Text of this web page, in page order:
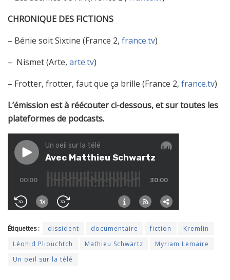
CHRONIQUE DES FICTIONS
– Bénie soit Sixtine (France 2, france.tv)
– Nismet (Arte, arte.tv)
– Frotter, frotter, faut que ça brille (France 2, france.tv)
L’émission est à réécouter ci-dessous, et sur toutes les
plateformes de podcasts.
Étiquettes : dissident documentaire fiction
Kremlin
Léonid Pliouchtch
Mathieu Schwartz
Myriam Lemaire
Un oeil sur la télé